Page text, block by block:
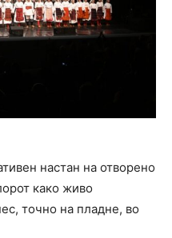
настан на отворено
како живо
точно на пладне, во